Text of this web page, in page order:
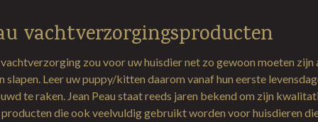
vachtverzorgingsproducten
zou voor uw huisdier net zo gewoon moeten zijn
slapen. Leer uw puppy/kitten daarom vanaf hun eerste
te raken. Jean Peau staat reeds jaren bekend om zijn
die ook veelvuldig gebruikt worden voor huisdieren